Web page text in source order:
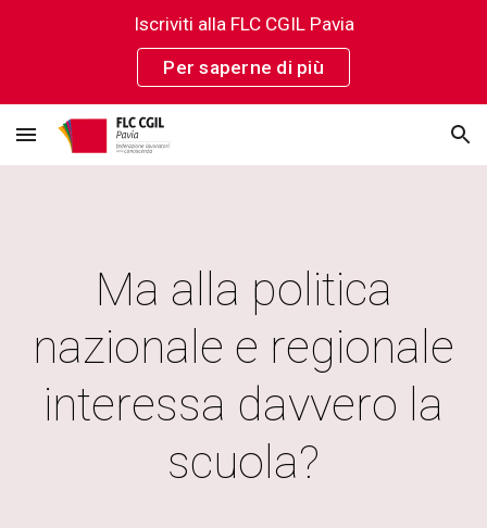
Iscriviti alla FLC CGIL Pavia
Per saperne di più
Ma alla politica
nazionale e regionale
interessa davvero la
scuola?